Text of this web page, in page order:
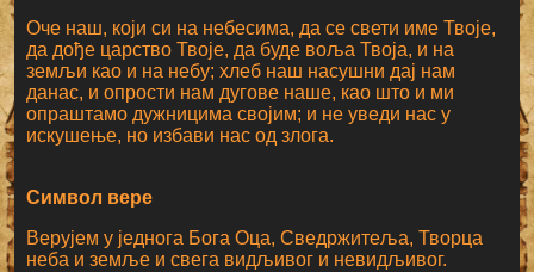
Оче наш, који си на небесима, да се свети име Твоје,
да дође царство Твоје, да буде воља Твоја, и на
земљи као и на небу; хлеб наш насушни дај нам
данас, и опрости нам дугове наше, као што и ми
опраштамо дужницима својим; и не уведи нас у
искушење, но избави нас од злога.
Символ вере
Верујем у једнога Бога Оца, Сведржитеља, Творца
неба и земље и свега видљивог и невидљивог.